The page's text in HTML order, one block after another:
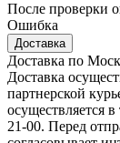
После проверки
Ошибка
Доставка
Доставка по
Доставка
партнерской
осуществляется
21-00. Перед